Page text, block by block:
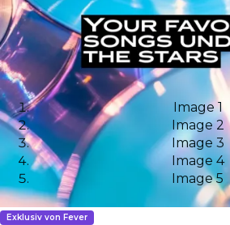
Image 1
Image 2
Image 3
Image 4
Image 5
Exklusiv von Fever